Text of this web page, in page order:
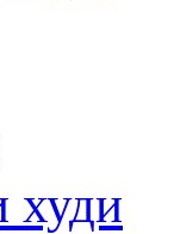
худи